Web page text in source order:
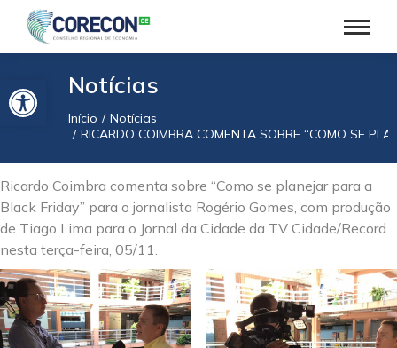
Barra de Ferramentas AbertaNotícias
Você está aqui:
Início
Notícias
RICARDO COIMBRA COMENTA SOBRE “COMO SE
Ricardo Coimbra comenta sobre “Como se planejar para a
Black Friday” para o jornalista Rogério Gomes, com produção
de Tiago Lima para o Jornal da Cidade da TV Cidade/Record
nesta terça-feira, 05/11.